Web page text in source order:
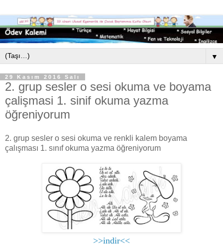
▼
29 Kasım 2016 Salı
2. grup sesler o sesi okuma ve boyama
çalişmasi 1. sinif okuma yazma
öğreniyorum
2. grup sesler o sesi okuma ve renkli kalem boyama
çalışması 1. sınıf okuma yazma öğreniyorum
>>indir<<